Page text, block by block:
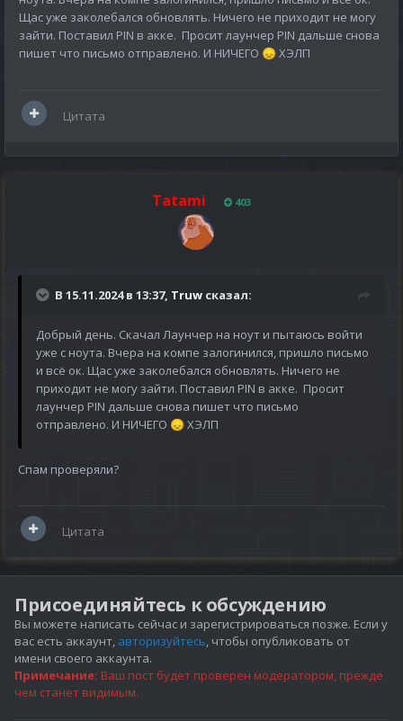
Щас уже заколебался обновлять. Ничего не приходит не могу
зайти. Поставил PIN в акке. Просит лаунчер PIN дальше снова
пишет что письмо отправлено. И НИЧЕГО 😞 ХЭЛП
Цитата
Tatami 403
В 15.11.2024 в 13:37, Truw сказал:
Добрый день. Скачал Лаунчер на ноут и пытаюсь войти
уже с ноута. Вчера на компе залогинился, пришло письмо
и всё ок. Щас уже заколебался обновлять. Ничего не
приходит не могу зайти. Поставил PIN в акке. Просит
лаунчер PIN дальше снова пишет что письмо
отправлено. И НИЧЕГО 😞 ХЭЛП
Спам проверяли?
Цитата
Присоединяйтесь к обсуждению
Вы можете написать сейчас и зарегистрироваться позже. Если у
вас есть аккаунт, авторизуйтесь, чтобы опубликовать от
имени своего аккаунта.
Примечание: Ваш пост будет проверен модератором, прежде
чем станет видимым.